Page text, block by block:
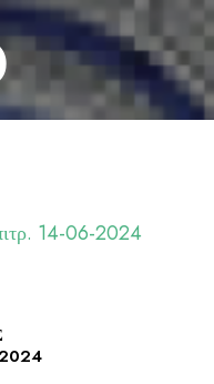
14-06-2024